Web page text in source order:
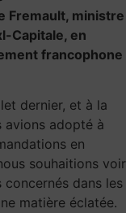
Fremault, ministre
Capitale, en
francophone
dernier, et à la
avions adopté à
en
souhaitions voir
dans les
matière éclatée.